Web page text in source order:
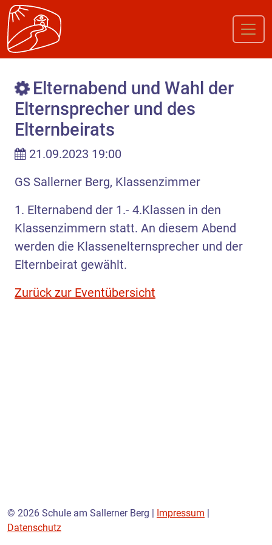
Elternabend und Wahl der
Elternsprecher und des
Elternbeirats
21.09.2023 19:00
GS Sallerner Berg, Klassenzimmer
1. Elternabend der 1.- 4.Klassen in den
Klassenzimmern statt. An diesem Abend
werden die Klassenelternsprecher und der
Elternbeirat gewählt.
Zurück zur Eventübersicht
© 2026 Schule am Sallerner Berg | Impressum |
Datenschutz